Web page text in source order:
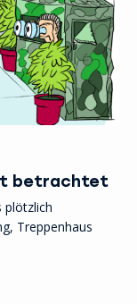
betrachtet
plötzlich
Treppenhaus